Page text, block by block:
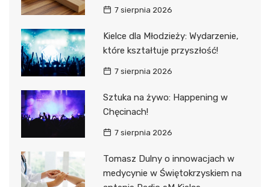
7 sierpnia 2026
Kielce dla Młodzieży: Wydarzenie,
które kształtuje przyszłość!
7 sierpnia 2026
Sztuka na żywo: Happening w
Chęcinach!
7 sierpnia 2026
Tomasz Dulny o innowacjach w
medycynie w Świętokrzyskiem na